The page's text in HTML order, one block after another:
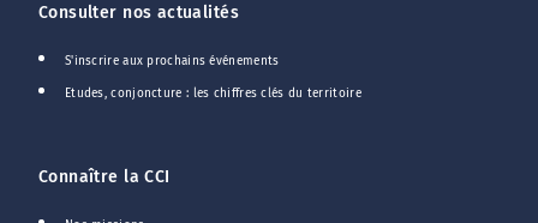
Consulter nos actualités
S'inscrire aux prochains événements
Etudes, conjoncture : les chiffres clés du territoire
Connaître la CCI